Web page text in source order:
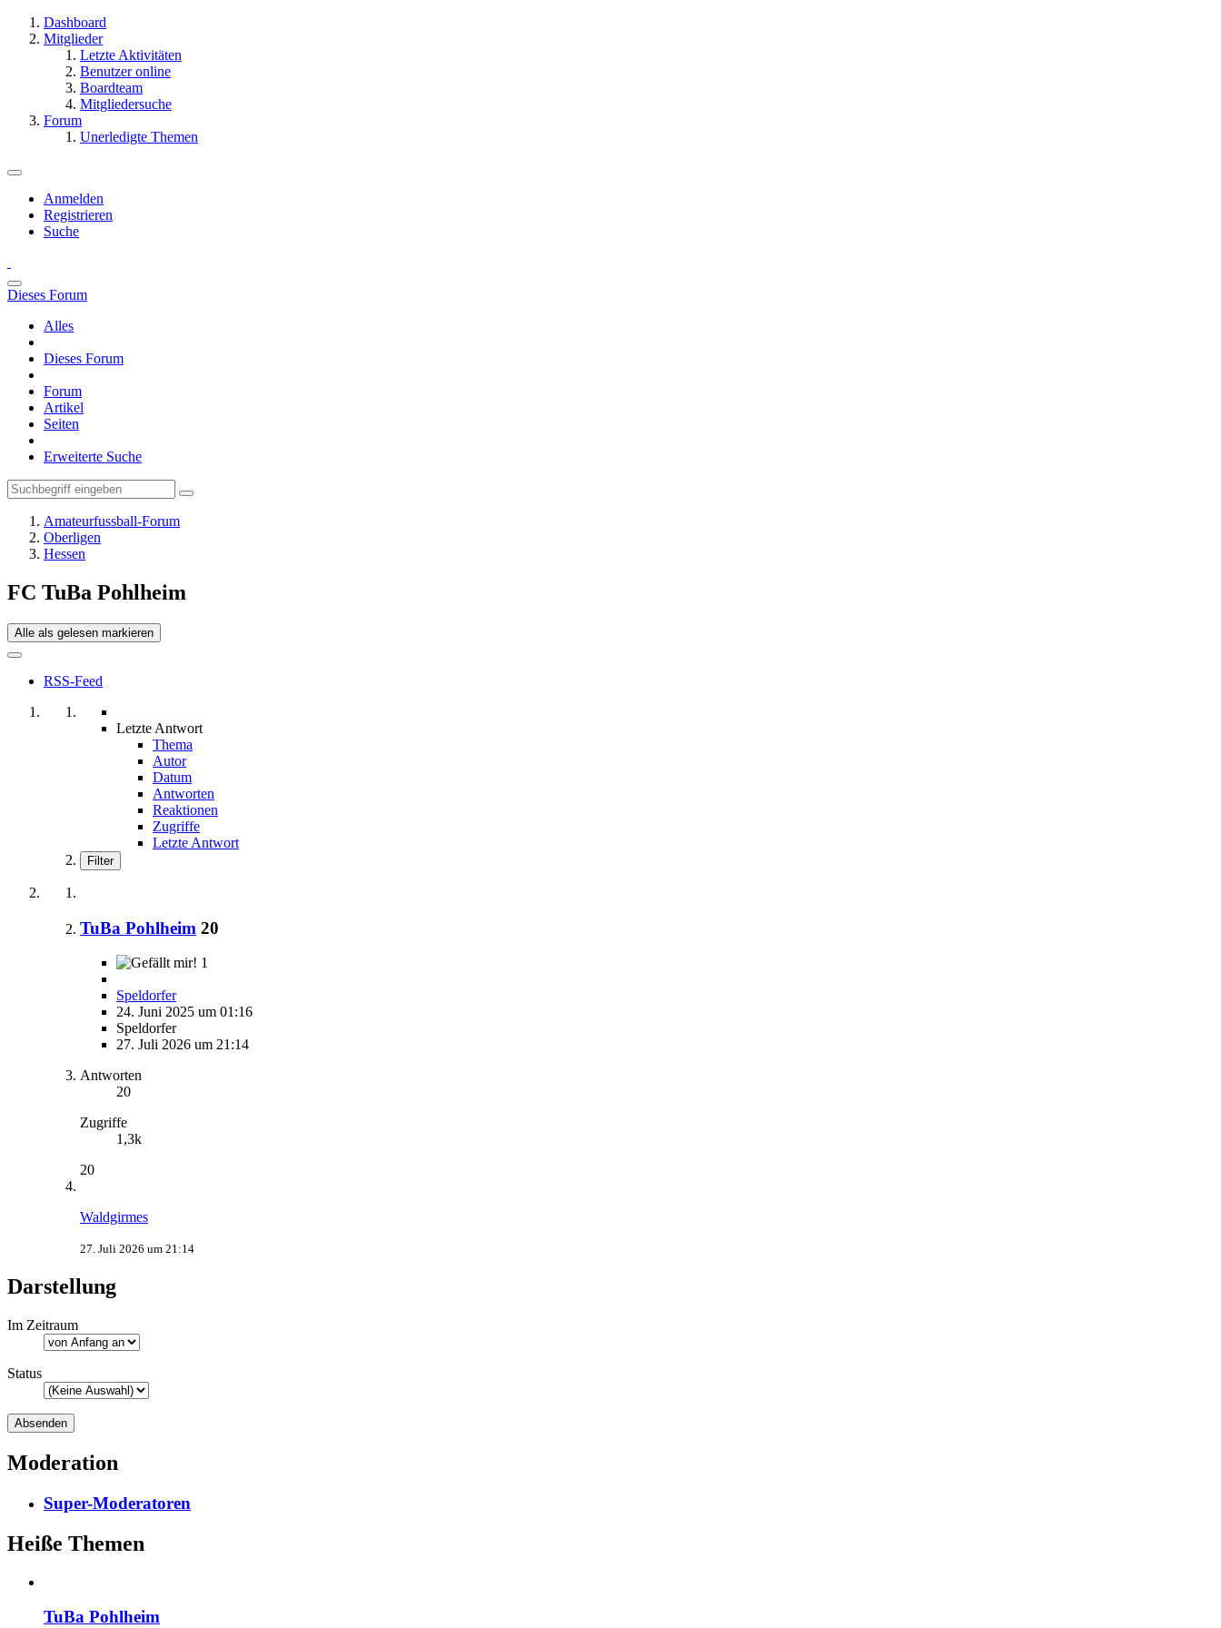
Dashboard
Mitglieder
Letzte Aktivitäten
Benutzer online
Boardteam
Mitgliedersuche
Forum
Unerledigte Themen
Anmelden
Registrieren
Suche
Dieses Forum
Alles
Dieses Forum
Forum
Artikel
Seiten
Erweiterte Suche
Amateurfussball-Forum
Oberligen
Hessen
FC TuBa Pohlheim
Alle als gelesen markieren
RSS-Feed
Letzte Antwort
Thema
Autor
Datum
Antworten
Reaktionen
Zugriffe
Letzte Antwort
Filter
TuBa Pohlheim 20
1
Speldorfer
24. Juni 2025 um 01:16
Speldorfer
27. Juli 2026 um 21:14
Antworten
20
Zugriffe
1,3k
20
Waldgirmes
27. Juli 2026 um 21:14
Darstellung
Im Zeitraum
Status
Moderation
Super-Moderatoren
Heiße Themen
TuBa Pohlheim